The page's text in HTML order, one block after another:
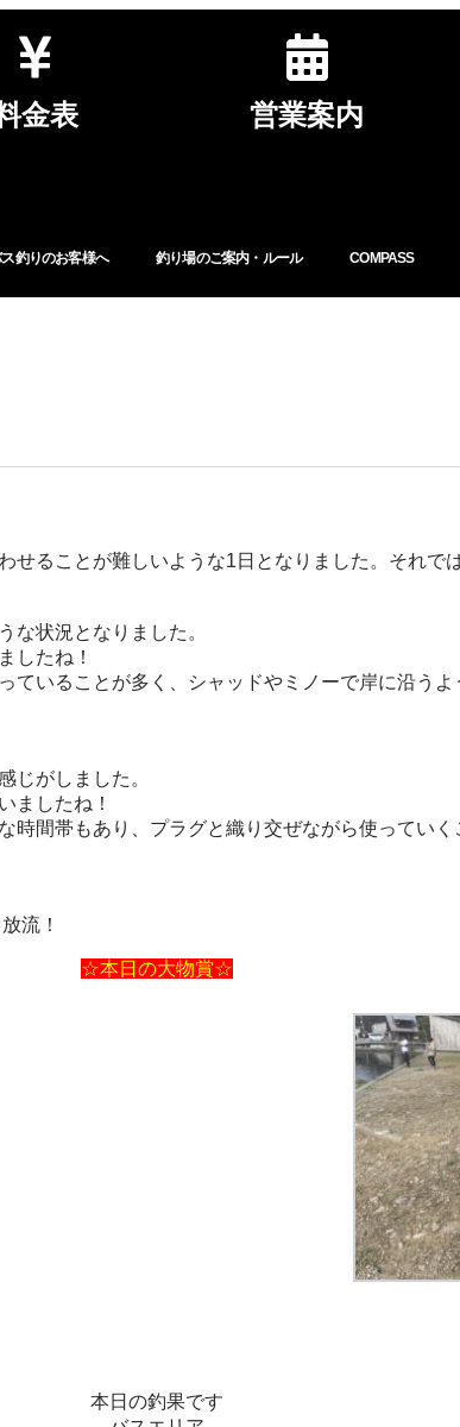
金表 営業案内
釣りのお客様へ 釣り場のご案内・ルール COMPASS
ることが難しいような1日となりました。それで
状況となりました。
したね！
いることが多く、シャッドやミノーで岸に沿う
じがしました。
ましたね！
間帯もあり、プラグと織り交ぜながら使っていく
流！
☆本日の大物賞☆
本日の釣果です